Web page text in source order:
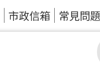
市政信箱 常見問題